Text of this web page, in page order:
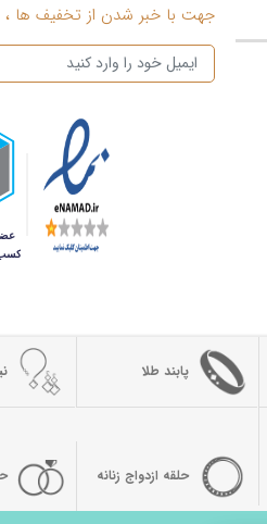
جهت با خبر شدن از تخفیف ها ،
پابند طلا
حلقه ازدواج زنانه